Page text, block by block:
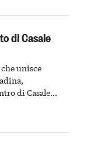
di Casale
unisce
di Casale
e racconto